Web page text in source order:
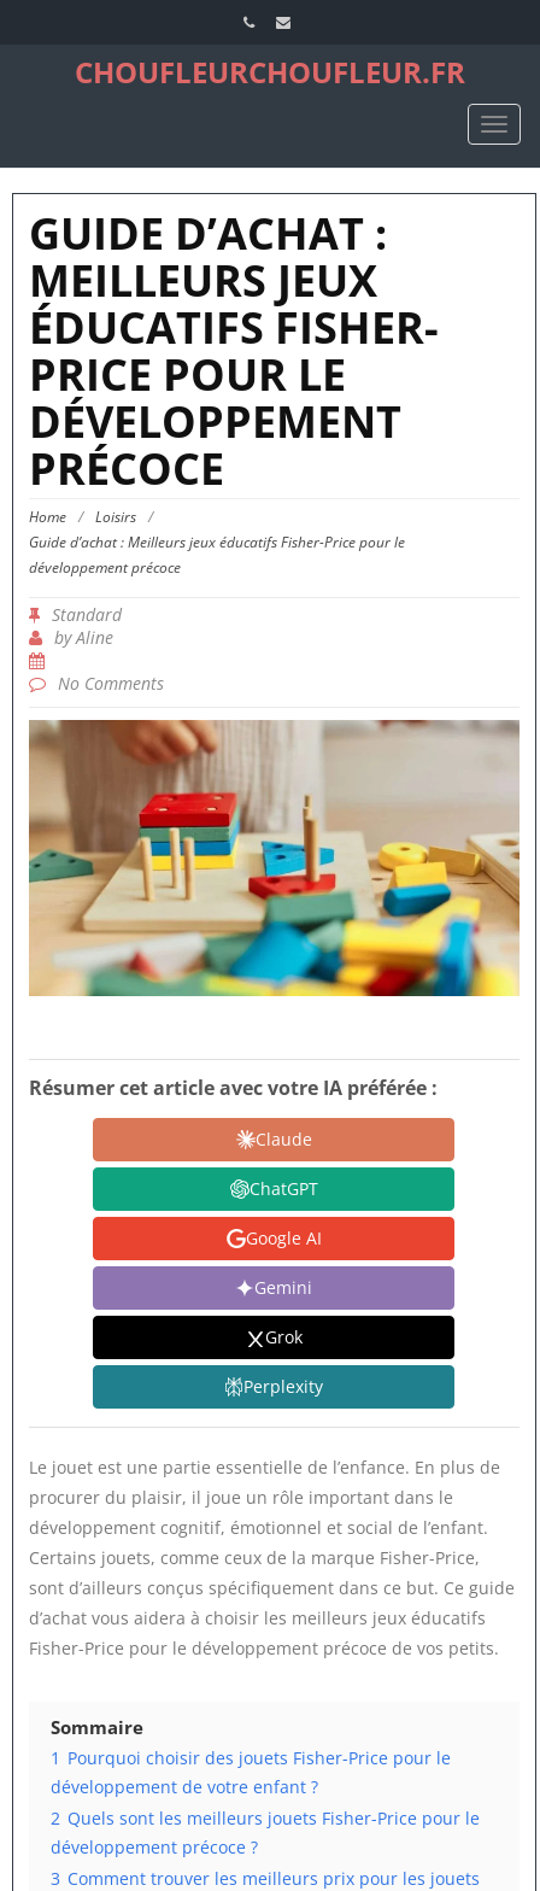
CHOUFLEURCHOUFLEUR.FR
GUIDE D’ACHAT :
MEILLEURS JEUX
ÉDUCATIFS FISHER-
PRICE POUR LE
DÉVELOPPEMENT
PRÉCOCE
Home / Loisirs /
Guide d’achat : Meilleurs jeux éducatifs Fisher-Price pour le
développement précoce
Standard
byAline
No Comments
Résumer cet article avec votre IA préférée :
Claude
ChatGPT
Google AI
Gemini
Grok
Perplexity
Le jouet est une partie essentielle de l’enfance. En plus de
procurer du plaisir, il joue un rôle important dans le
développement cognitif, émotionnel et social de l’enfant.
Certains jouets, comme ceux de la marque Fisher-Price,
sont d’ailleurs conçus spécifiquement dans ce but. Ce guide
d’achat vous aidera à choisir les meilleurs jeux éducatifs
Fisher-Price pour le développement précoce de vos petits.
Sommaire
1 Pourquoi choisir des jouets Fisher-Price pour le
développement de votre enfant ?
2 Quels sont les meilleurs jouets Fisher-Price pour le
développement précoce ?
3 Comment trouver les meilleurs prix pour les jouets